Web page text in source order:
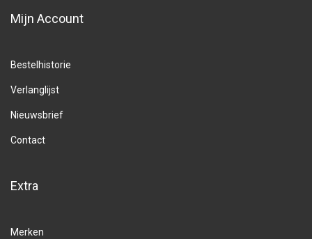
Mijn Account
Bestelhistorie
Verlanglijst
Nieuwsbrief
Contact
Extra
Merken